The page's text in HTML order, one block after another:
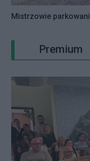
Mistrzowie
Premium